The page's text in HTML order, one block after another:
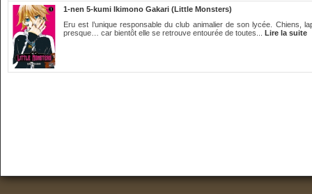
1-nen 5-kumi Ikimono Gakari (Little Monsters)
Eru est l’unique responsable du club animalier de son lycée.
presque… car bientôt elle se retrouve entourée de toutes... Lire la suite